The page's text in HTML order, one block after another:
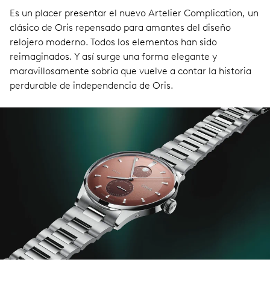
Es un placer presentar el nuevo Artelier Complication, un
clásico de Oris repensado para amantes del diseño
relojero moderno. Todos los elementos han sido
reimaginados. Y así surge una forma elegante y
maravillosamente sobria que vuelve a contar la historia
perdurable de independencia de Oris.